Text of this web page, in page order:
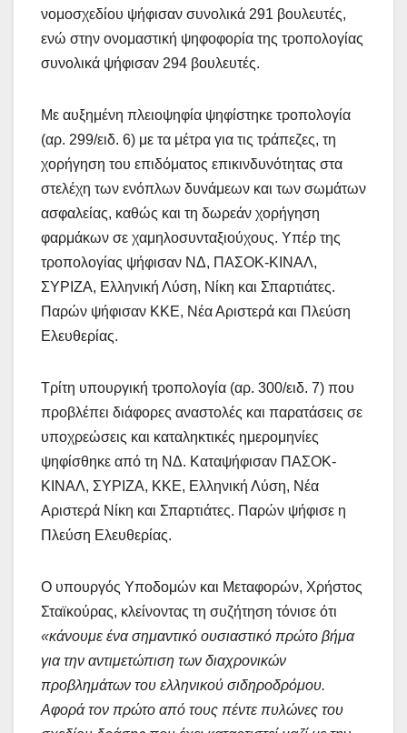
νομοσχεδίου ψήφισαν συνολικά 291 βουλευτές,
ενώ στην ονομαστική ψηφοφορία της τροπολογίας
συνολικά ψήφισαν 294 βουλευτές.
Με αυξημένη πλειοψηφία ψηφίστηκε τροπολογία
(αρ. 299/ειδ. 6) με τα μέτρα για τις τράπεζες, τη
χορήγηση του επιδόματος επικινδυνότητας στα
στελέχη των ενόπλων δυνάμεων και των σωμάτων
ασφαλείας, καθώς και τη δωρεάν χορήγηση
φαρμάκων σε χαμηλοσυνταξιούχους. Υπέρ της
τροπολογίας ψήφισαν ΝΔ, ΠΑΣΟΚ-ΚΙΝΑΛ,
ΣΥΡΙΖΑ, Ελληνική Λύση, Νίκη και Σπαρτιάτες.
Παρών ψήφισαν ΚΚΕ, Νέα Αριστερά και Πλεύση
Ελευθερίας.
Τρίτη υπουργική τροπολογία (αρ. 300/ειδ. 7) που
προβλέπει διάφορες αναστολές και παρατάσεις σε
υποχρεώσεις και καταληκτικές ημερομηνίες
ψηφίσθηκε από τη ΝΔ. Καταψήφισαν ΠΑΣΟΚ-
ΚΙΝΑΛ, ΣΥΡΙΖΑ, ΚΚΕ, Ελληνική Λύση, Νέα
Αριστερά Νίκη και Σπαρτιάτες. Παρών ψήφισε η
Πλεύση Ελευθερίας.
Ο υπουργός Υποδομών και Μεταφορών, Χρήστος
Σταϊκούρας, κλείνοντας τη συζήτηση τόνισε ότι
«κάνουμε ένα σημαντικό ουσιαστικό πρώτο βήμα
για την αντιμετώπιση των διαχρονικών
προβλημάτων του ελληνικού σιδηροδρόμου.
Αφορά τον πρώτο από τους πέντε πυλώνες του